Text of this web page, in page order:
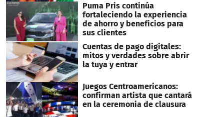
Puma Pris continúa
fortaleciendo la experiencia
de ahorro y beneficios para
sus clientes
Cuentas de pago digitales:
mitos y verdades sobre abrir
la tuya y entrar
Juegos Centroamericanos:
confirman artista que cantará
en la ceremonia de clausura